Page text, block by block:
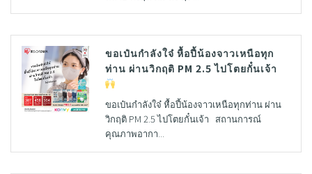
ขอเป๋นกำลังใจ๋ หื้อปี้น้องจาวเหนือทุก
ท่าน ผ่านวิกฤติ PM 2.5 ไปโตยกั๋นเจ้า
ขอเป๋นกำลังใจ๋ หื้อปี้น้องจาวเหนือทุกท่าน ผ่าน
วิกฤติ PM 2.5 ไปโตยกั๋นเจ้า สถานการณ์
คุณภาพอากา...